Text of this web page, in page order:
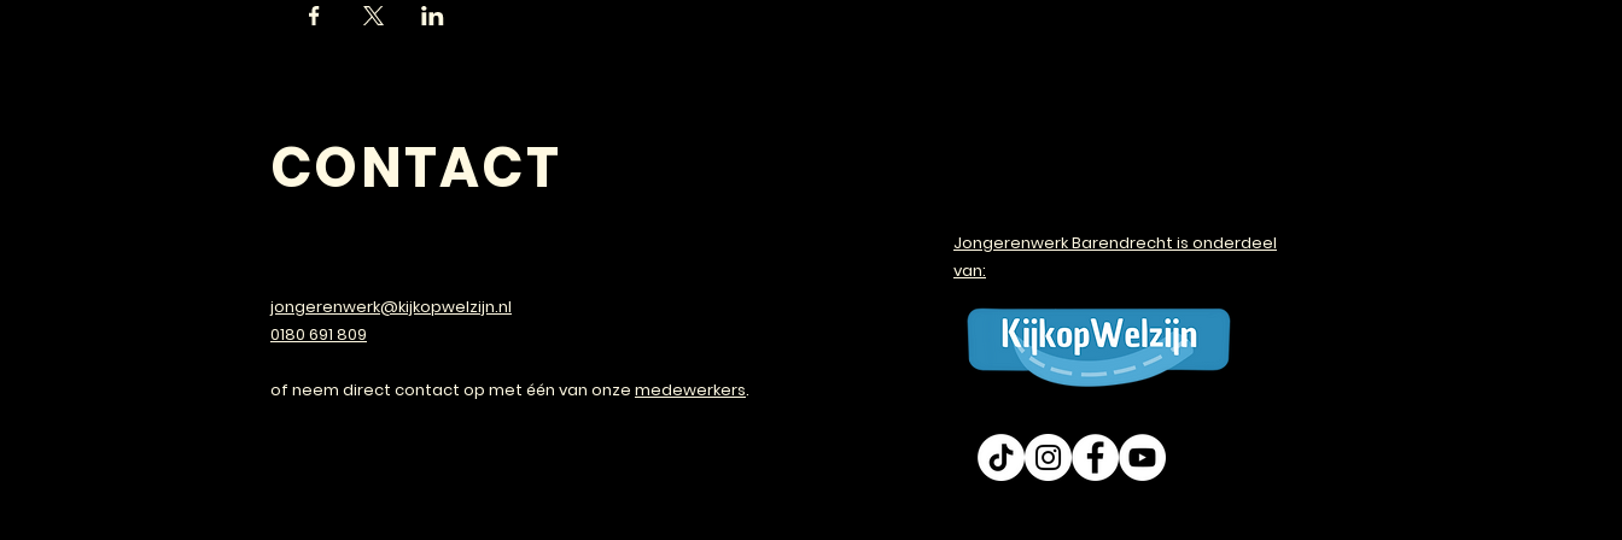
jongerenwerk@kijkopwelzijn.nl
0180 691 809
of neem direct contact op met één van onze medewerkers.
Jongerenwerk Barendrecht is onderdeel
van:
CONTACT